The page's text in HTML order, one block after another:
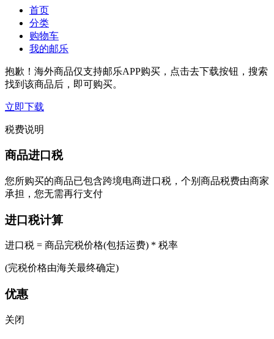
首页
分类
购物车
我的邮乐
抱歉！海外商品仅支持邮乐APP购买，点击去下载按钮，搜索
找到该商品后，即可购买。
立即下载
税费说明
商品进口税
您所购买的商品已包含跨境电商进口税，个别商品税费由商家
承担，您无需再行支付
进口税计算
进口税 = 商品完税价格(包括运费) * 税率
(完税价格由海关最终确定)
优惠
关闭